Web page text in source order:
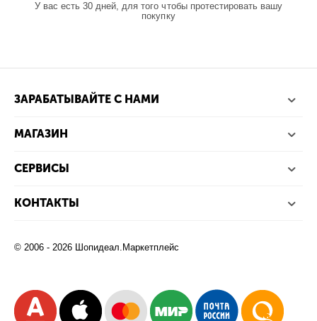
У вас есть 30 дней, для того чтобы протестировать вашу
покупку
ЗАРАБАТЫВАЙТЕ С НАМИ
МАГАЗИН
СЕРВИСЫ
КОНТАКТЫ
© 2006 - 2026 Шопидеал.Маркетплейс